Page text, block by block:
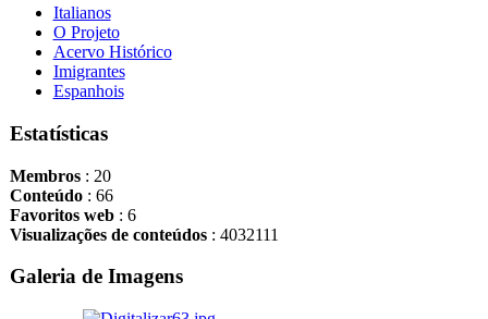
Italianos
O Projeto
Acervo Histórico
Imigrantes
Espanhois
Estatísticas
Membros: 20
Conteúdo: 66
Favoritos web: 6
Visualizações de conteúdos: 4032111
Galeria de Imagens